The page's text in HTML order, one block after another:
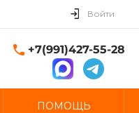
Войти
+7(991)427-55-28
ПОМОЩЬ